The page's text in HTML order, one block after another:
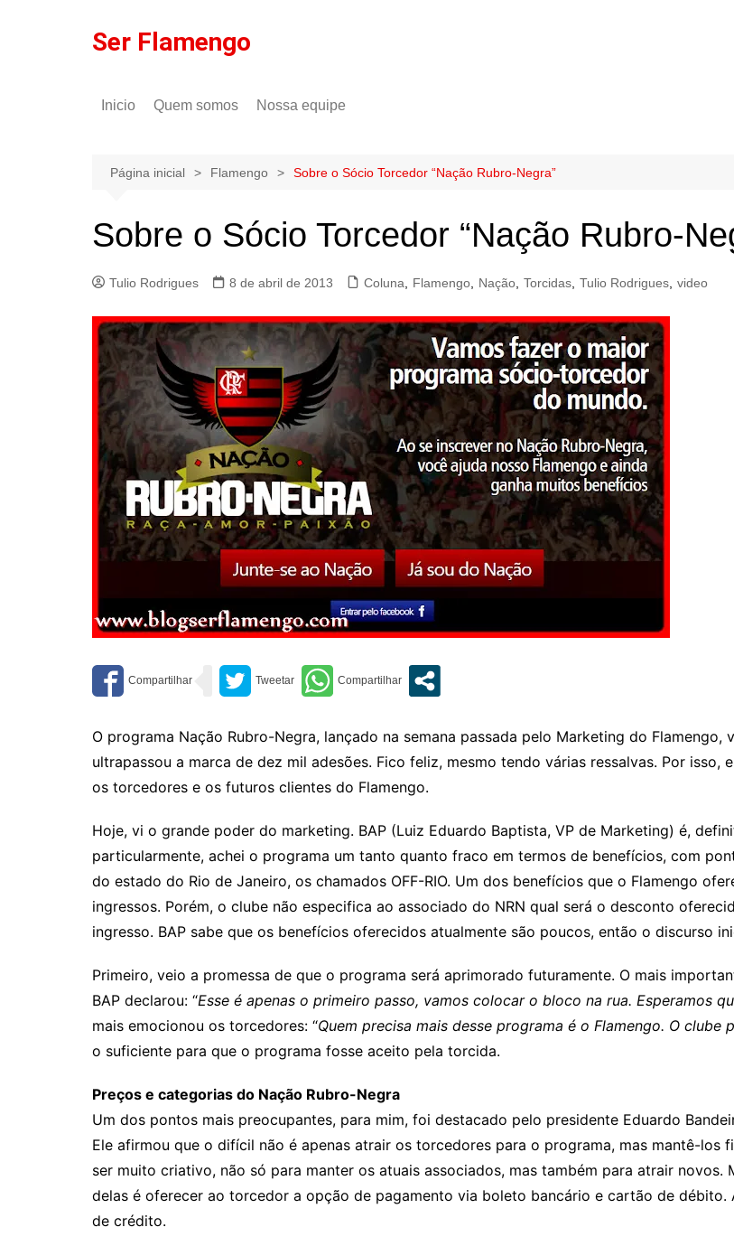
Ser Flamengo
Inicio Quem somos
Política de privacidade
Nossa equipe
Gilson Lima
Página inicial Flamengo Sobre o Sócio Torcedor “Nação Rubro-Negra”
Sobre o Sócio Torcedor “Nação Rubro-
Tulio Rodrigues 8 de abril de 2013 Coluna Flamengo Nação Torcidas Tulio Rodrigues video
O programa Nação Rubro-Negra, lançado na semana passada pelo Marketing do
ultrapassou a marca de dez mil adesões. Fico feliz, mesmo tendo várias ressalvas. Por
os torcedores e os futuros clientes do Flamengo.
Hoje, vi o grande poder do marketing. BAP (Luiz Eduardo Baptista, VP de Marketing) é,
particularmente, achei o programa um tanto quanto fraco em termos de benefícios, com
do estado do Rio de Janeiro, os chamados OFF-RIO. Um dos benefícios que o Flamengo
ingressos. Porém, o clube não especifica ao associado do NRN qual será o desconto
ingresso. BAP sabe que os benefícios oferecidos atualmente são poucos, então o discurso
Primeiro, veio a promessa de que o programa será aprimorado futuramente. O mais
BAP declarou: “Esse é apenas o primeiro passo, vamos colocar o bloco na rua. Esperamos
mais emocionou os torcedores: “Quem precisa mais desse programa é o Flamengo. O
o suficiente para que o programa fosse aceito pela torcida.
Preços e categorias do Nação Rubro-Negra
Um dos pontos mais preocupantes, para mim, foi destacado pelo presidente Eduardo
Ele afirmou que o difícil não é apenas atrair os torcedores para o programa, mas mantê-los
ser muito criativo, não só para manter os atuais associados, mas também para atrair novos.
delas é oferecer ao torcedor a opção de pagamento via boleto bancário e cartão de
de crédito.